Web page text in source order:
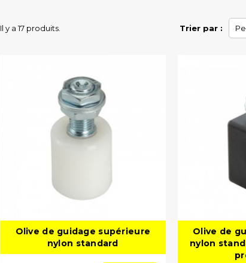
Trier par :
Il y a 17 produits.
Olive de guidage supérieure
nylon standard
Olive de
nylon